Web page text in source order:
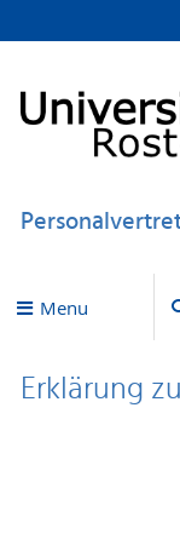
Menu
Erklärung